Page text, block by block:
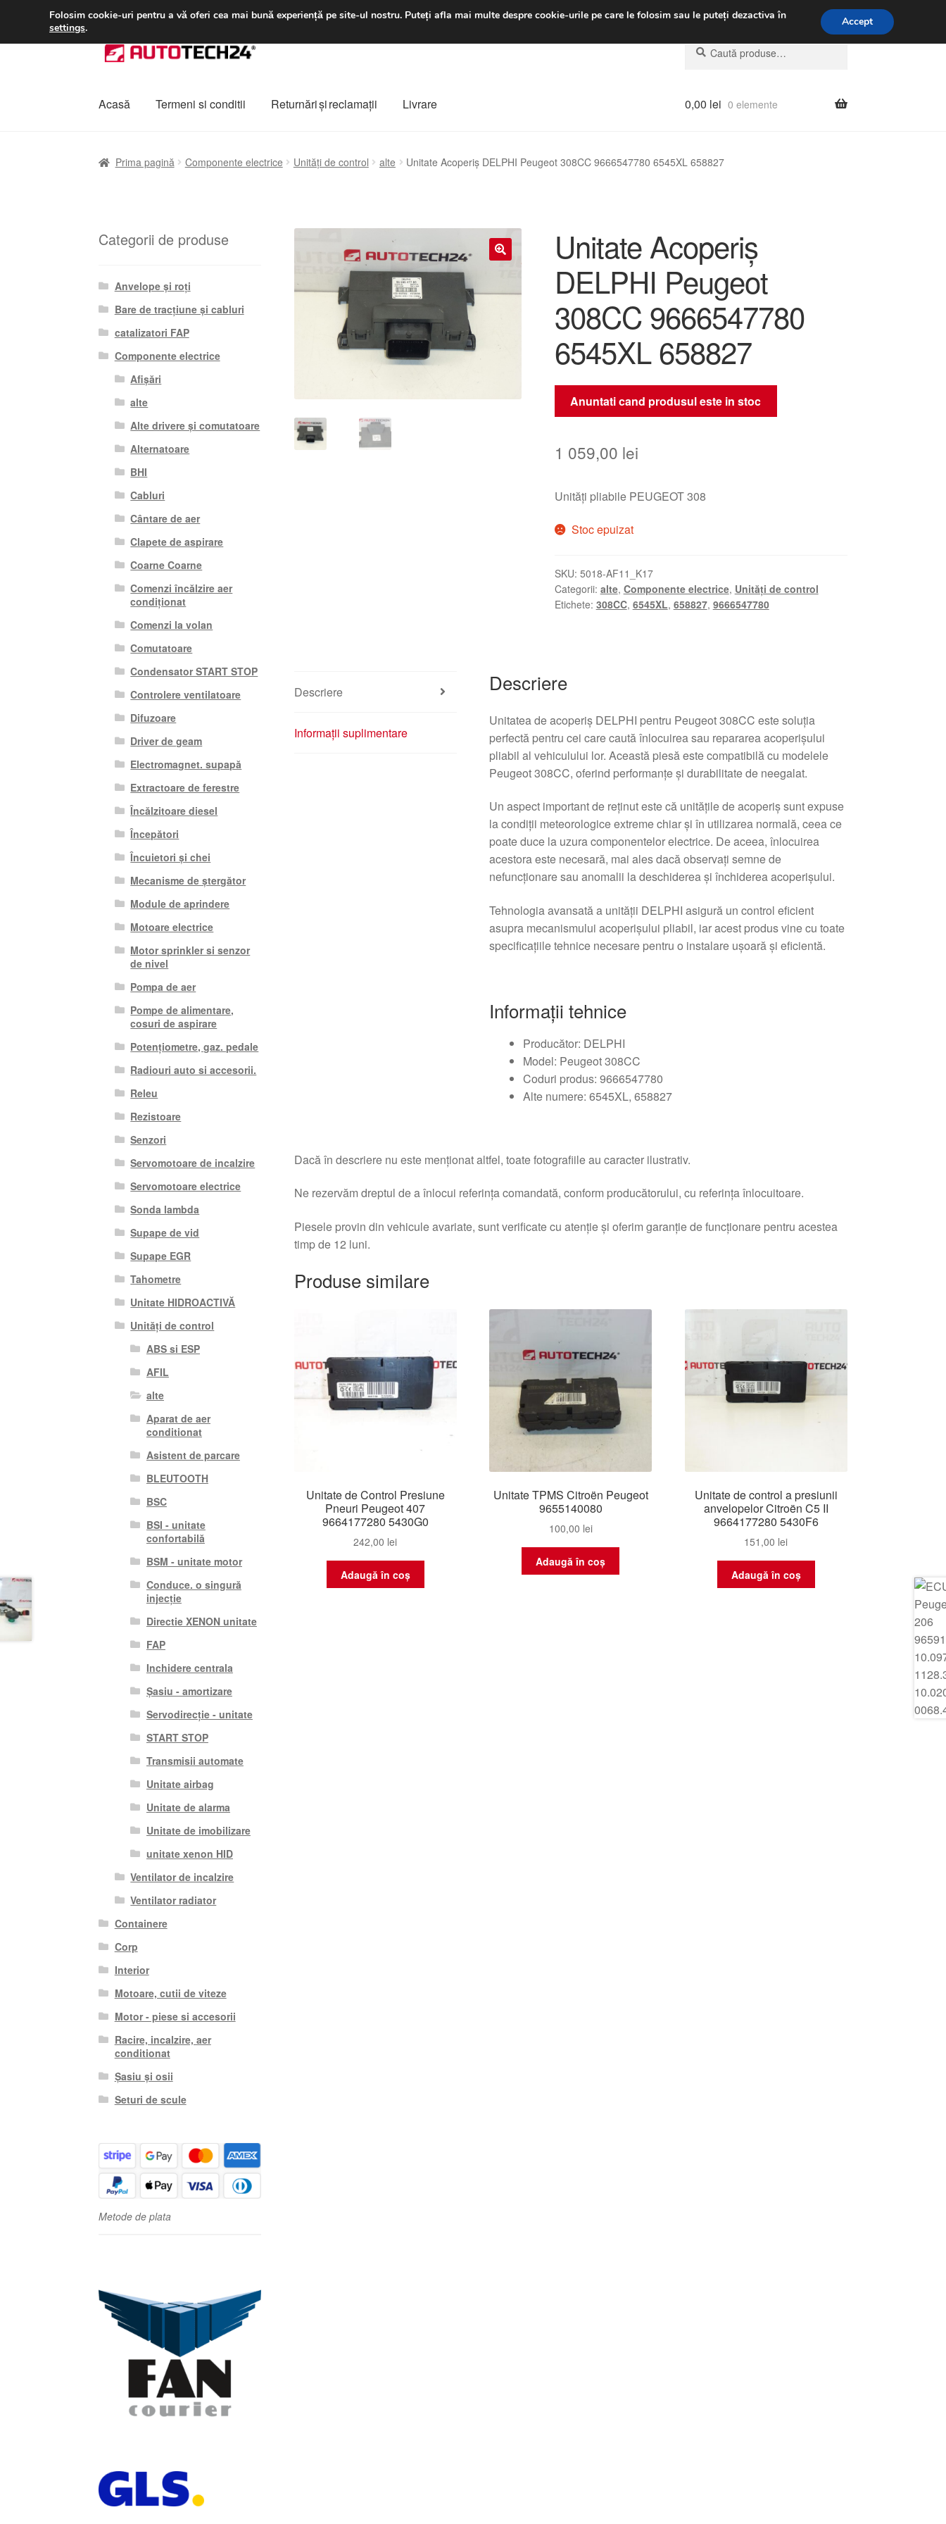
LIVRARE de la 33 lei luni-vineri 9 a.m. - 4 p.m.031 229 6816
Sari
la
Sari
la
Caută
după:
Caută
Acasă Termeni si conditii Returnări şi reclamații Livrare 0,00 lei 0 elemente
Prima pagină Componente electrice Unități de control alte Unitate Acoperiș DELPHI Peugeot 308CC 9666547780 6545XL 658827
Unitate Acoperiș
DELPHI Peugeot
308CC 9666547780
6545XL 658827
Anuntati cand produsul este in stoc
1 059,00 lei
Unități pliabile PEUGEOT 308
Stoc epuizat
SKU: 5018-AF11_K17
Categorii: alte, Componente electrice, Unități de control
Etichete: 308CC, 6545XL, 658827, 9666547780
Descriere
Informații suplimentare
Descriere
Unitatea de acoperiș DELPHI pentru Peugeot 308CC este soluția
perfectă pentru cei care caută înlocuirea sau repararea acoperișului
pliabil al vehiculului lor. Această piesă este compatibilă cu modelele
Peugeot 308CC, oferind performanțe și durabilitate de neegalat.
Un aspect important de reținut este că unitățile de acoperiș sunt expuse
la condiții meteorologice extreme chiar și în utilizarea normală, ceea ce
poate duce la uzura componentelor electrice. De aceea, înlocuirea
acestora este necesară, mai ales dacă observați semne de
nefuncționare sau anomalii la deschiderea și închiderea acoperișului.
Tehnologia avansată a unității DELPHI asigură un control eficient
asupra mecanismului acoperișului pliabil, iar acest produs vine cu toate
specificațiile tehnice necesare pentru o instalare ușoară și eficientă.
Informații tehnice
Producător: DELPHI
Model: Peugeot 308CC
Coduri produs: 9666547780
Alte numere: 6545XL, 658827
Dacă în descriere nu este menționat altfel, toate fotografiile au caracter ilustrativ.
Ne rezervăm dreptul de a înlocui referința comandată, conform producătorului, cu referința înlocuitoare.
Piesele provin din vehicule avariate, sunt verificate cu atenție și oferim garanție de funcționare pentru acestea
timp de 12 luni.
Produse similare
Unitate de Control Presiune
Pneuri Peugeot 407
9664177280 5430G0
242,00 lei
Adaugă în coș
Unitate TPMS Citroën Peugeot
9655140080
100,00 lei
Adaugă în coș
Unitate de control a presiunii
anvelopelor Citroën C5 II
9664177280 5430F6
151,00 lei
Adaugă în coș
Categorii de produse
Anvelope și roți
Bare de tracțiune și cabluri
catalizatori FAP
Componente electrice
Afișări
alte
Alte drivere și comutatoare
Alternatoare
BHI
Cabluri
Cântare de aer
Clapete de aspirare
Coarne Coarne
Comenzi încălzire aer
condiționat
Comenzi la volan
Comutatoare
Condensator START STOP
Controlere ventilatoare
Difuzoare
Driver de geam
Electromagnet. supapă
Extractoare de ferestre
Încălzitoare diesel
Începători
Încuietori și chei
Mecanisme de ștergător
Module de aprindere
Motoare electrice
Motor sprinkler si senzor
de nivel
Pompa de aer
Pompe de alimentare,
cosuri de aspirare
Potențiometre, gaz. pedale
Radiouri auto si accesorii.
Releu
Rezistoare
Senzori
Servomotoare de incalzire
Servomotoare electrice
Sonda lambda
Supape de vid
Supape EGR
Tahometre
Unitate HIDROACTIVĂ
Unități de control
ABS si ESP
AFIL
alte
Aparat de aer
conditionat
Asistent de parcare
BLEUTOOTH
BSC
BSI - unitate
confortabilă
BSM - unitate motor
Conduce. o singură
injecție
Directie XENON unitate
FAP
Inchidere centrala
Șasiu - amortizare
Servodirecție - unitate
START STOP
Transmisii automate
Unitate airbag
Unitate de alarma
Unitate de imobilizare
unitate xenon HID
Ventilator de incalzire
Ventilator radiator
Containere
Corp
Interior
Motoare, cutii de viteze
Motor - piese si accesorii
Racire, incalzire, aer
conditionat
Șasiu și osii
Seturi de scule
Metode de plata
Folosim cookie-uri pentru a vă oferi cea mai bună experiență pe site-ul nostru. Puteți afla mai multe despre cookie-urile pe care le folosim sau le puteți dezactiva în
settings. Accept